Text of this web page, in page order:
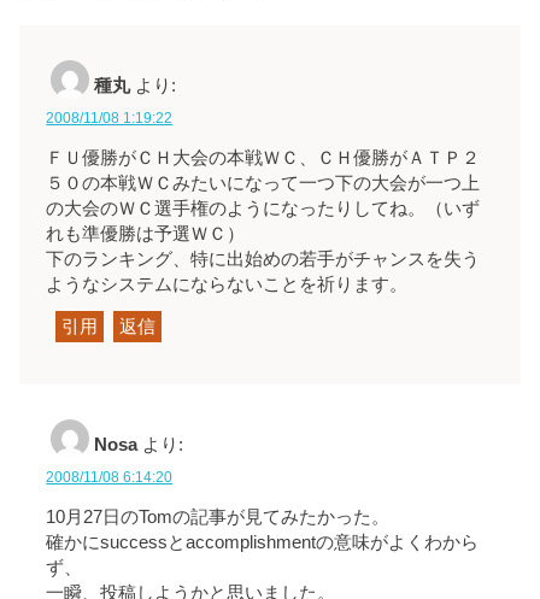
種丸 より:
2008/11/08 1:19:22
ＦＵ優勝がＣＨ大会の本戦ＷＣ、ＣＨ優勝がＡＴＰ２
５０の本戦ＷＣみたいになって一つ下の大会が一つ上
の大会のＷＣ選手権のようになったりしてね。（いず
れも準優勝は予選ＷＣ）
下のランキング、特に出始めの若手がチャンスを失う
ようなシステムにならないことを祈ります。
引用 返信
Nosa より:
2008/11/08 6:14:20
10月27日のTomの記事が見てみたかった。
確かにsuccessとaccomplishmentの意味がよくわから
ず、
一瞬、投稿しようかと思いました。